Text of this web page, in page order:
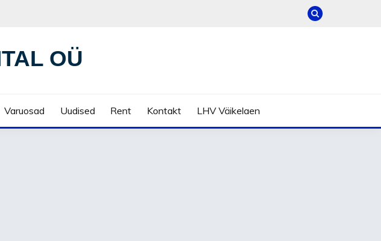
OÜ
Varuosad Uudised Rent Kontakt LHV Väikelaen